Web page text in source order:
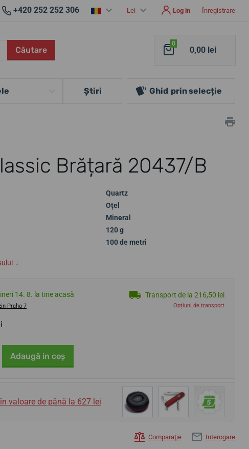
+420 252 252 306 Lei Log in Înregistrare
Căutare
0
0,00 lei
Ştiri Ghid prin selecție
Brățară 20437/B
Quartz
Oțel
Mineral
120 g
100 de metri
↓
14. 8. la tine acasă
Praha 7
Transport de la 216,50 lei
Opțiuni de transport
Adaugă in coş
în valoare de până la 627 lei
Comparaţie Interogare